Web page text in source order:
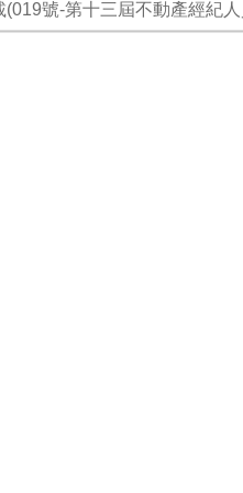
(019號-第十三屆不動產經紀